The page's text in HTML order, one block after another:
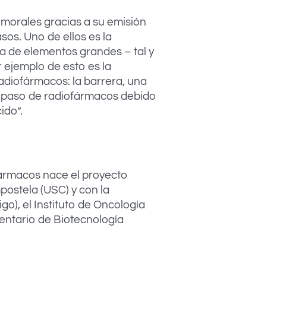
gracias a su emisión
Uno de ellos es la
de elementos grandes – tal y
de esto es la
la barrera, una
de radiofármacos debido
nace el proyecto
(USC) y con la
el Instituto de Oncología
de Biotecnología